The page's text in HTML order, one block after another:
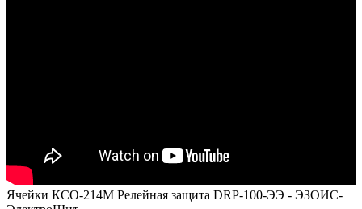
Ячейки КСО-214М Релейная защита DRP-100-ЭЭ - ЭЗОИС-